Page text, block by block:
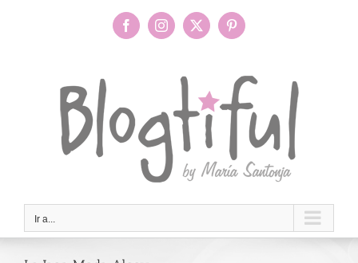
FacebookInstagram
X Pinterest
Ir a...